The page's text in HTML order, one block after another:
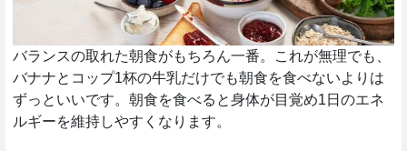
バランスの取れた朝食がもちろん一番。これが無理でも、
バナナとコップ1杯の牛乳だけでも朝食を食べないよりは
ずっといいです。朝食を食べると身体が目覚め1日のエネ
ルギーを維持しやすくなります。